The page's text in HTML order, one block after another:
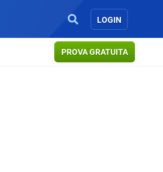
LOGIN
PROVA GRATUITA